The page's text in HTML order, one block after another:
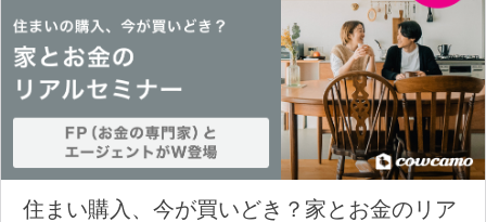
住まい購入、今が買いどき？家とお金のリア